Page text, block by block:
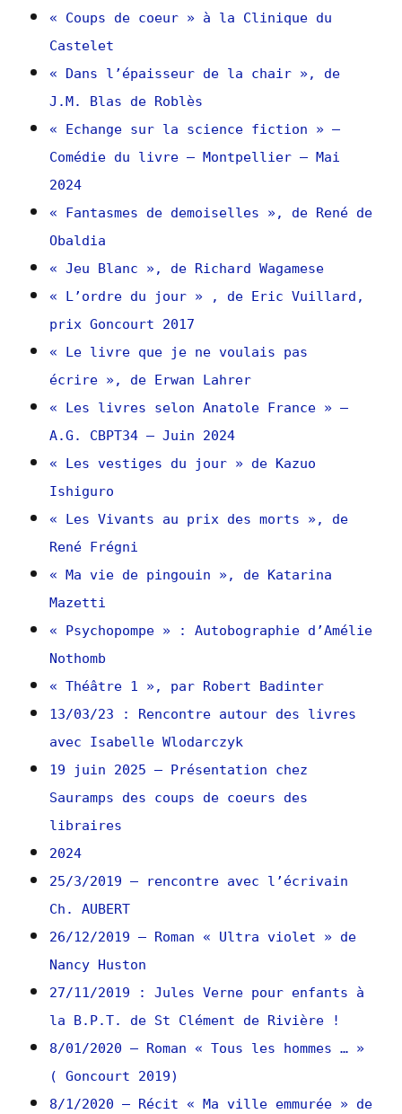
« Coups de coeur » à la Clinique du
Castelet
« Dans l’épaisseur de la chair », de
J.M. Blas de Roblès
« Echange sur la science fiction » –
Comédie du livre – Montpellier – Mai
2024
« Fantasmes de demoiselles », de René de
Obaldia
« Jeu Blanc », de Richard Wagamese
« L’ordre du jour » , de Eric Vuillard,
prix Goncourt 2017
« Le livre que je ne voulais pas
écrire », de Erwan Lahrer
« Les livres selon Anatole France » –
A.G. CBPT34 – Juin 2024
« Les vestiges du jour » de Kazuo
Ishiguro
« Les Vivants au prix des morts », de
René Frégni
« Ma vie de pingouin », de Katarina
Mazetti
« Psychopompe » : Autobographie d’Amélie
Nothomb
« Théâtre 1 », par Robert Badinter
13/03/23 : Rencontre autour des livres
avec Isabelle Wlodarczyk
19 juin 2025 – Présentation chez
Sauramps des coups de coeurs des
libraires
2024
25/3/2019 – rencontre avec l’écrivain
Ch. AUBERT
26/12/2019 – Roman « Ultra violet » de
Nancy Huston
27/11/2019 : Jules Verne pour enfants à
la B.P.T. de St Clément de Rivière !
8/01/2020 – Roman « Tous les hommes … »
( Goncourt 2019)
8/1/2020 – Récit « Ma ville emmurée » de